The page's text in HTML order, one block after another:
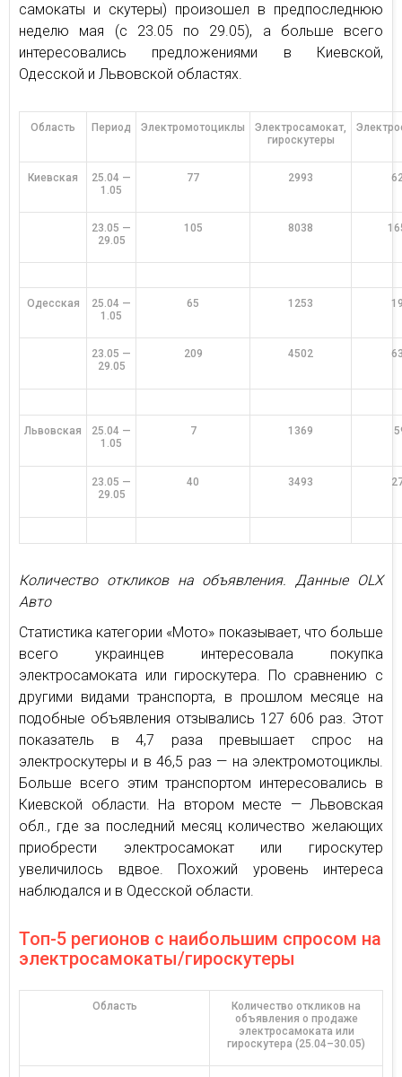
самокаты и скутеры) произошел в предпоследнюю
неделю мая (с 23.05 по 29.05), а больше всего
интересовались предложениями в Киевской,
Одесской и Львовской областях.
Область Период Электромотоциклы
Электросамокат,
гироскутеры
Киевская
25.04 —
1.05
77 2993
23.05 —
29.05
105 8038
Одесская
25.04 —
1.05
65 1253
23.05 —
29.05
209 4502
Львовская
25.04 —
1.05
7 1369
23.05 —
29.05
40 3493
Количество откликов на объявления. Данные OLX
Авто
Статистика категории «Мото» показывает, что больше
всего украинцев интересовала покупка
электросамоката или гироскутера. По сравнению с
другими видами транспорта, в прошлом месяце на
подобные объявления отзывались 127 606 раз. Этот
показатель в 4,7 раза превышает спрос на
электроскутеры и в 46,5 раз — на электромотоциклы.
Больше всего этим транспортом интересовались в
Киевской области. На втором месте — Львовская
обл., где за последний месяц количество желающих
приобрести электросамокат или гироскутер
увеличилось вдвое. Похожий уровень интереса
наблюдался и в Одесской области.
Топ-5 регионов с наибольшим спросом на
электросамокаты/гироскутеры
Область
Количество откликов на
объявления о продаже
электросамоката или
гироскутера (25.04–30.05)